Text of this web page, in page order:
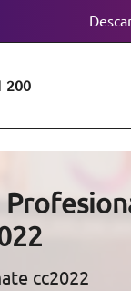
200
ESTUDIOS
Licenciaturas
Doctorados
Maestría
Diplomados
cc2022